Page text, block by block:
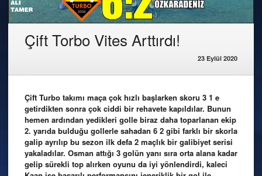
Çift Torbo Vites Arttırdı!
23 Eylül 2020
Çift Turbo takımı maça çok hızlı başlarken skoru 3 1 e
getirdikten sonra çok ciddi bir rehavete kapıldılar. Bunun
hemen ardından yedikleri golle biraz daha toparlanan ekip
2. yarıda bulduğu gollerle sahadan 6 2 gibi farklı bir skorla
galip ayrılıp bu sezon ilk defa 2 maçlık bir galibiyet serisi
yakaladılar. Osman attığı 3 golün yanı sıra orta alana kadar
gelip sürekli top alırken oyunu da iyi yönlendirdi, kaleci